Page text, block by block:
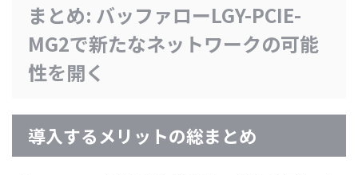
まとめ: バッファローLGY-PCIE-
MG2で新たなネットワークの可能
性を開く
導入するメリットの総まとめ